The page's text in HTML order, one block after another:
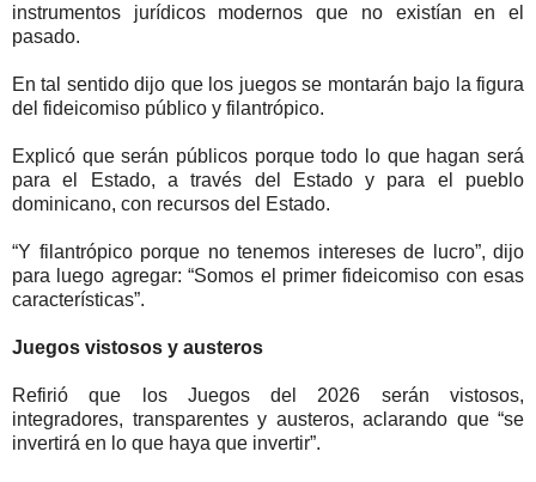
instrumentos jurídicos modernos que no existían en el
pasado.
En tal sentido dijo que los juegos se montarán bajo la figura
del fideicomiso público y filantrópico.
Explicó que serán públicos porque todo lo que hagan será
para el Estado, a través del Estado y para el pueblo
dominicano, con recursos del Estado.
“Y filantrópico porque no tenemos intereses de lucro”, dijo
para luego agregar: “Somos el primer fideicomiso con esas
características”.
Juegos vistosos y austeros
Refirió que los Juegos del 2026 serán vistosos,
integradores, transparentes y austeros, aclarando que “se
invertirá en lo que haya que invertir”.